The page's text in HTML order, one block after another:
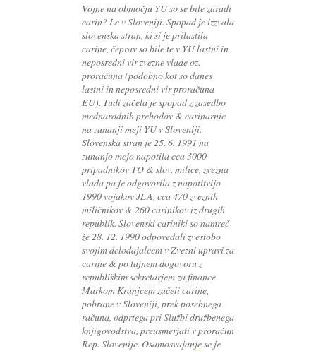
Vojne na območju YU so se bile zaradi
carin? Le v Sloveniji. Spopad je izzvala
slovenska stran, ki si je prilastila
carine, čeprav so bile te v YU lastni in
neposredni vir zvezne vlade oz.
proračuna (podobno kot so danes
lastni in neposredni vir proračuna
EU). Tudi začela je spopad z zasedbo
mednarodnih prehodov & carinarnic
na zunanji meji YU v Sloveniji.
Slovenska stran je 25. 6. 1991 na
zunanjo mejo napotila cca 3000
pripadnikov TO & slov. milice, zvezna
vlada pa je odgovorila z napotitvijo
1990 vojakov JLA, cca 470 zveznih
miličnikov & 260 carinikov iz drugih
republik. Slovenski cariniki so namreč
že 28. 12. 1990 odpovedali zvestobo
svojim delodajalcem v Zvezni upravi za
carine & po tajnem dogovoru z
republiškim sekretarjem za finance
Markom Kranjcem začeli carine,
pobrane v Sloveniji, prek posebnega
računa, odprtega pri Službi družbenega
knjigovodstva, preusmerjati v proračun
Rep. Slovenije. Osamosvajanje se je